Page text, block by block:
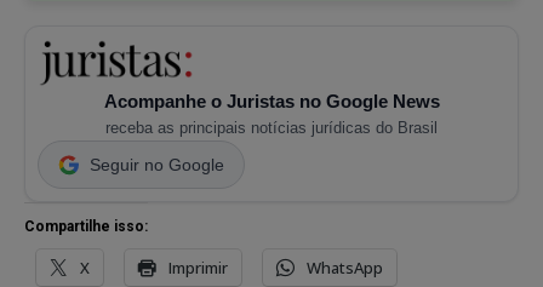
Acompanhe o Juristas no Google News
receba as principais notícias jurídicas do Brasil
Seguir no Google
Compartilhe isso:
X Imprimir WhatsApp